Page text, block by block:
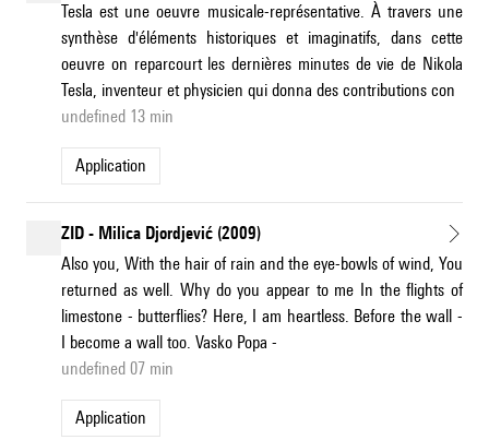
Tesla est une oeuvre musicale-représentative. À travers une
synthèse d'éléments historiques et imaginatifs, dans cette
oeuvre on reparcourt les dernières minutes de vie de Nikola
Tesla, inventeur et physicien qui donna des contributions con
undefined 13 min
application
ZID - Milica Djordjević (2009)
Also you, With the hair of rain and the eye-bowls of wind, You
returned as well. Why do you appear to me In the flights of
limestone - butterflies? Here, I am heartless. Before the wall -
I become a wall too. Vasko Popa -
undefined 07 min
application